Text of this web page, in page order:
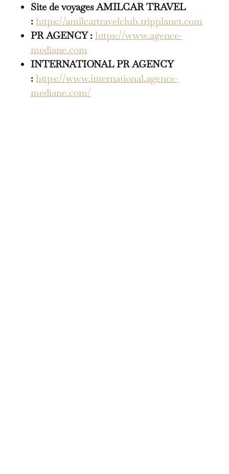
Site de voyages AMILCAR TRAVEL
: https://amilcartravelclub.tripplanet.com
PR AGENCY : https://www.agence-
mediane.com
INTERNATIONAL PR AGENCY
: https://www.international.agence-
mediane.com/